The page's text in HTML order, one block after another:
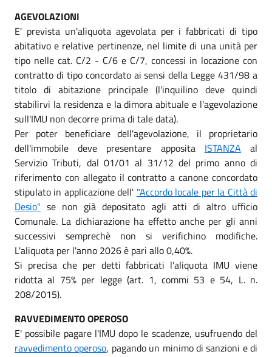
AGEVOLAZIONI
E' prevista un'aliquota agevolata per i fabbricati di tipo
abitativo e relative pertinenze, nel limite di una unità per
tipo nelle cat. C/2 - C/6 e C/7, concessi in locazione con
contratto di tipo concordato ai sensi della Legge 431/98 a
titolo di abitazione principale (l'inquilino deve quindi
stabilirvi la residenza e la dimora abituale e l'agevolazione
sull'IMU non decorre prima di tale data).
Per poter beneficiare dell'agevolazione, il proprietario
dell'immobile deve presentare apposita ISTANZA al
Servizio Tributi, dal 01/01 al 31/12 del primo anno di
riferimento con allegato il contratto a canone concordato
stipulato in applicazione dell' "Accordo locale per la Città di
Desio" se non già depositato agli atti di altro ufficio
Comunale. La dichiarazione ha effetto anche per gli anni
successivi semprechè non si verifichino modifiche.
L'aliquota per l'anno 2026 è pari allo 0,40%.
Si precisa che per detti fabbricati l'aliquota IMU viene
ridotta al 75% per legge (art. 1, commi 53 e 54, L. n.
208/2015).
RAVVEDIMENTO OPEROSO
E' possibile pagare l'IMU dopo le scadenze, usufruendo del
ravvedimento operoso, pagando un minimo di sanzioni e di